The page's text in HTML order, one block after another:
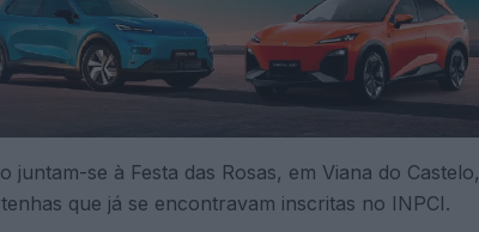
juntam-se à Festa das Rosas, em Viana do Castelo,
que já se encontravam inscritas no INPCI.